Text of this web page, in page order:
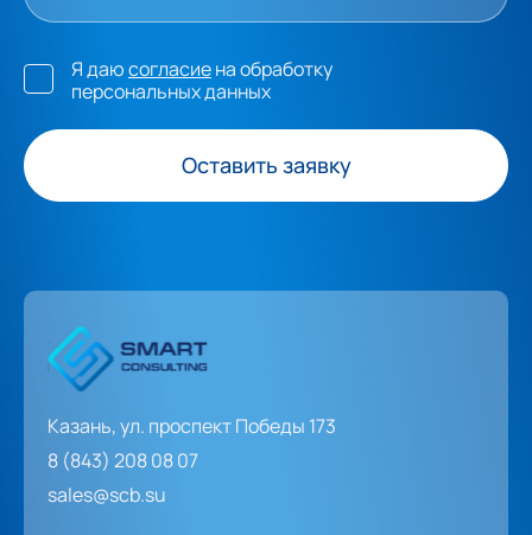
Оставить заявку
Я даюсогласиена обработку
персональных данных
Казань, ул. проспект Победы 173
8 (843) 208 08 07
sales@scb.su